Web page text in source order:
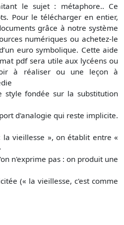
le sujet : métaphore.. Ce
Pour le télécharger en entier,
grâce à notre système
numériques ou achetez-le
euro symbolique. Cette aide
pdf sera utile aux lycéens ou
à réaliser ou une leçon à
style fondée sur la substitution
d'analogie qui reste implicite.
vieillesse », on établit entre «
n'exprime pas : on produit une
(« la vieillesse, c'est comme